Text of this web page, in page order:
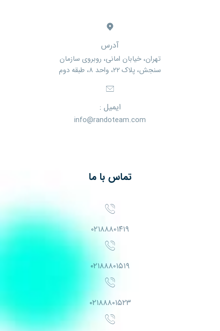
آدرس
تهران، خیابان امانی، روبروی سازمان
سنجش، پلاک ۲۲، واحد ۸، طبقه دوم
ایمیل :
info@randoteam.com
تماس با ما
۰۲۱۸۸۸۰۱۴۱۹
۰۲۱۸۸۸۰۱۵۱۹
۰۲۱۸۸۸۰۱۵۲۳